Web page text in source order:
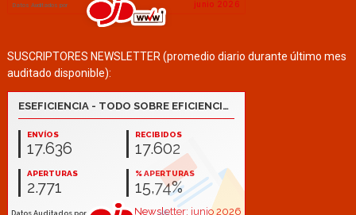
SUSCRIPTORES NEWSLETTER (promedio diario durante último mes
auditado disponible):